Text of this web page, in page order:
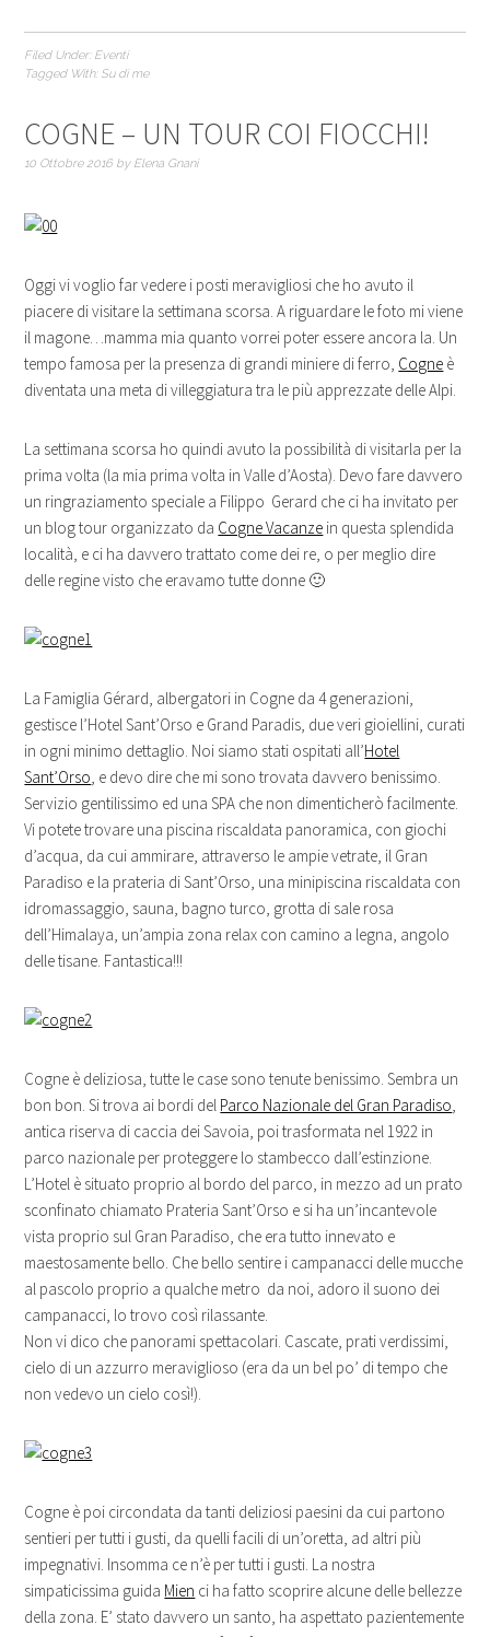
Filed Under: Eventi
Tagged With: Su di me
COGNE – UN TOUR COI FIOCCHI!
10 Ottobre 2016 by Elena Gnani
Oggi vi voglio far vedere i posti meravigliosi che ho avuto il
piacere di visitare la settimana scorsa. A riguardare le foto mi viene
il magone…mamma mia quanto vorrei poter essere ancora la. Un
tempo famosa per la presenza di grandi miniere di ferro, Cogne è
diventata una meta di villeggiatura tra le più apprezzate delle Alpi.
La settimana scorsa ho quindi avuto la possibilità di visitarla per la
prima volta (la mia prima volta in Valle d’Aosta). Devo fare davvero
un ringraziamento speciale a Filippo Gerard che ci ha invitato per
un blog tour organizzato da Cogne Vacanze in questa splendida
località, e ci ha davvero trattato come dei re, o per meglio dire
delle regine visto che eravamo tutte donne 🙂
La Famiglia Gérard, albergatori in Cogne da 4 generazioni,
gestisce l’Hotel Sant’Orso e Grand Paradis, due veri gioiellini, curati
in ogni minimo dettaglio. Noi siamo stati ospitati all’Hotel
Sant’Orso, e devo dire che mi sono trovata davvero benissimo.
Servizio gentilissimo ed una SPA che non dimenticherò facilmente.
Vi potete trovare una piscina riscaldata panoramica, con giochi
d’acqua, da cui ammirare, attraverso le ampie vetrate, il Gran
Paradiso e la prateria di Sant’Orso, una minipiscina riscaldata con
idromassaggio, sauna, bagno turco, grotta di sale rosa
dell’Himalaya, un’ampia zona relax con camino a legna, angolo
delle tisane. Fantastica!!!
Cogne è deliziosa, tutte le case sono tenute benissimo. Sembra un
bon bon. Si trova ai bordi del Parco Nazionale del Gran Paradiso,
antica riserva di caccia dei Savoia, poi trasformata nel 1922 in
parco nazionale per proteggere lo stambecco dall’estinzione.
L’Hotel è situato proprio al bordo del parco, in mezzo ad un prato
sconfinato chiamato Prateria Sant’Orso e si ha un’incantevole
vista proprio sul Gran Paradiso, che era tutto innevato e
maestosamente bello. Che bello sentire i campanacci delle mucche
al pascolo proprio a qualche metro da noi, adoro il suono dei
campanacci, lo trovo così rilassante.
Non vi dico che panorami spettacolari. Cascate, prati verdissimi,
cielo di un azzurro meraviglioso (era da un bel po’ di tempo che
non vedevo un cielo così!).
Cogne è poi circondata da tanti deliziosi paesini da cui partono
sentieri per tutti i gusti, da quelli facili di un’oretta, ad altri più
impegnativi. Insomma ce n’è per tutti i gusti. La nostra
simpaticissima guida Mien ci ha fatto scoprire alcune delle bellezze
della zona. E’ stato davvero un santo, ha aspettato pazientemente